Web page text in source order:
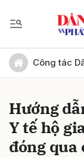
Công tác
Hướng
Y tế hộ
đóng qua
Gửi bình luận